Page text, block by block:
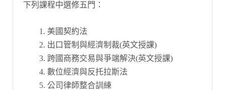
下列課程中選修五門：
美國契約法
出口管制與經濟制裁(英文授課)
跨國商務交易與爭端解決(英文授課)
數位經濟與反托拉斯法
公司律師整合訓練